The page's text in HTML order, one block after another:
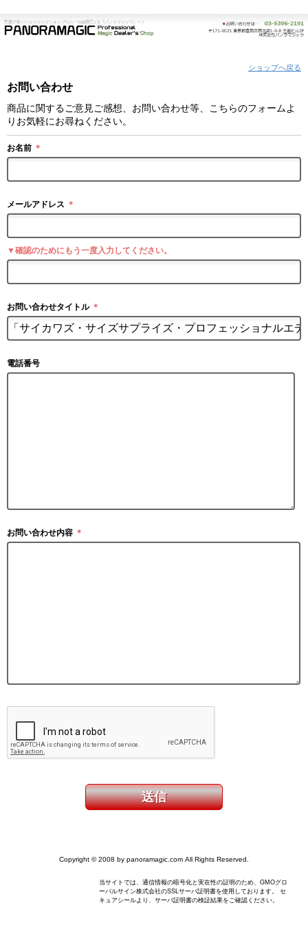
ショップへ戻る
お問い合わせ
商品に関するご意見ご感想、お問い合わせ等、こちらのフォームよ
りお気軽にお尋ねください。
お名前 ＊
メールアドレス ＊
▼確認のためにもう一度入力してください。
お問い合わせタイトル ＊
電話番号
お問い合わせ内容 ＊
Copyright © 2008 by panoramagic.com All Rights Reserved.
当サイトでは、通信情報の暗号化と実在性の証明のため、GMOグロ
ーバルサイン株式会社のSSLサーバ証明書を使用しております。 セ
キュアシールより、サーバ証明書の検証結果をご確認ください。